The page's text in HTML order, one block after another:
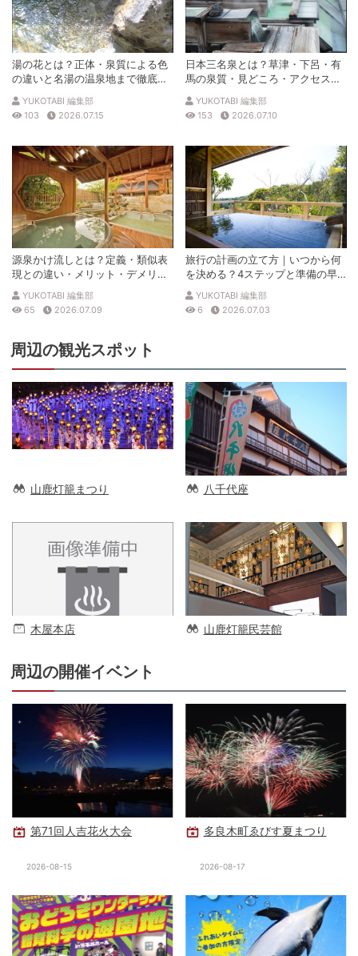
湯の花とは？正体・泉質による色
の違いと名湯の温泉地まで徹底解
説
YUKOTABI 編集部
103
2026.07.15
日本三名泉とは？草津・下呂・有
馬の泉質・見どころ・アクセスを
徹底解説
YUKOTABI 編集部
153
2026.07.10
源泉かけ流しとは？定義・類似表
現との違い・メリット・デメリッ
トを解説
YUKOTABI 編集部
65
2026.07.09
旅行の計画の立て方｜いつから何
を決める？4ステップと準備の早
見表
YUKOTABI 編集部
6
2026.07.03
周辺の観光スポット
山鹿灯籠まつり 八千代座
木屋本店 山鹿灯籠民芸館
周辺の開催イベント
第71回人吉花火大会
2026-08-15
多良木町ゑびす夏まつり
2026-08-17